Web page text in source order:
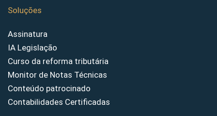
Soluções
Assinatura
IA Legislação
Curso da reforma tributária
Monitor de Notas Técnicas
Conteúdo patrocinado
Contabilidades Certificadas